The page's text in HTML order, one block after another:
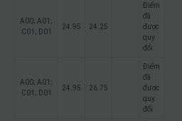
A00; A01;
C01; D01
24.95 24.25
Điểm
đã
được
quy
đổi
A00; A01;
C01; D01
24.95 26.75
Điểm
đã
được
quy
đổi